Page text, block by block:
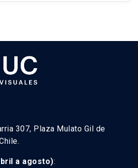
307, Plaza Mulato Gil de
a agosto):